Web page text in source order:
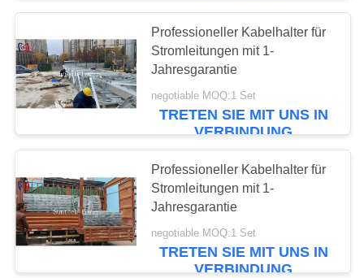
Gegendrehdrahtseil
58
Professioneller Kabelhalter für
Stromleitungen mit 1-
Jahresgarantie
negotiable MOQ:1 Set
TRETEN SIE MIT UNS IN
VERBINDUNG
Professioneller Kabelhalter für
Stromleitungen mit 1-
Jahresgarantie
negotiable MOQ:1 Set
TRETEN SIE MIT UNS IN
VERBINDUNG